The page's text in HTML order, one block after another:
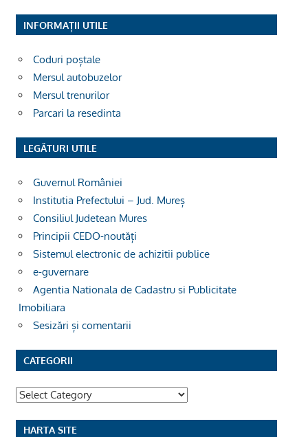
INFORMAȚII UTILE
Coduri poștale
Mersul autobuzelor
Mersul trenurilor
Parcari la resedinta
LEGĂTURI UTILE
Guvernul României
Institutia Prefectului – Jud. Mureș
Consiliul Judetean Mures
Principii CEDO-noutăți
Sistemul electronic de achizitii publice
e-guvernare
Agentia Nationala de Cadastru si Publicitate
Imobiliara
Sesizări și comentarii
CATEGORII
Categorii
HARTA SITE